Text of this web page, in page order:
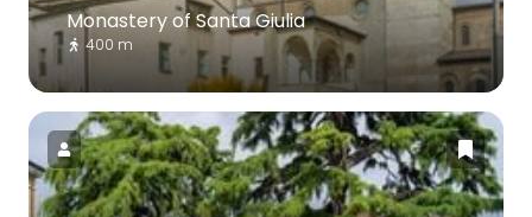
Monastery of Santa Giulia
400 m